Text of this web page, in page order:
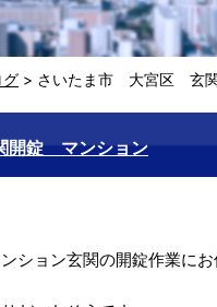
グ > さいたま市 大宮区 玄
錠 マンション
ション玄関の開錠作業にお